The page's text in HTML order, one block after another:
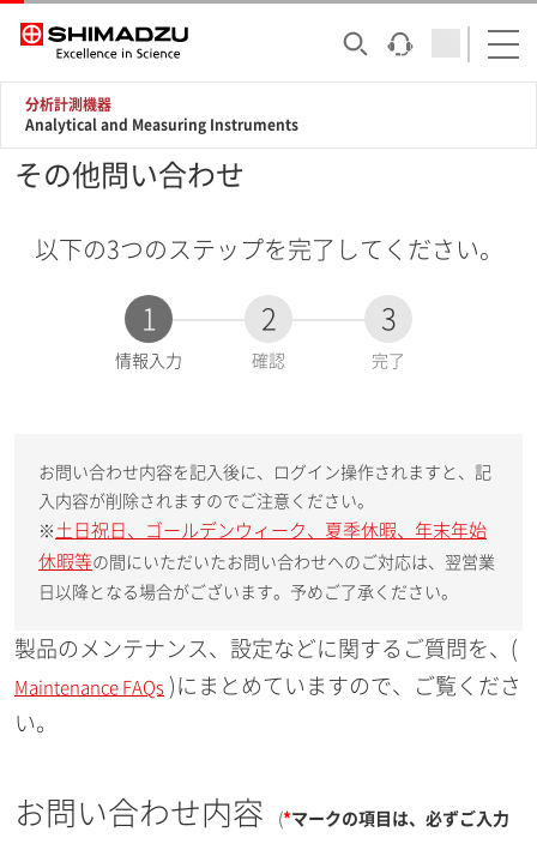
分析計測機器
Analytical and Measuring Instruments
その他問い合わせ
以下の3つのステップを完了してください。
1
現
情報入力
2
確認
3
完了
お問い合わせ内容を記入後に、ログイン操作されますと、記
入内容が削除されますのでご注意ください。
※ 土日祝日、ゴールデンウィーク、夏季休暇、年末年始
休暇等の間にいただいたお問い合わせへのご対応は、翌営業
日以降となる場合がございます。予めご了承ください。
製品のメンテナンス、設定などに関するご質問を、(
Maintenance FAQs )にまとめていますので、ご覧くださ
い。
お問い合わせ内容 (*マークの項目は、必ずご入力